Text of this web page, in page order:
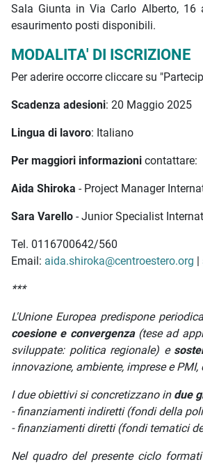
Sala Giunta in Via Carlo Alberto, 16
esaurimento posti disponibili.
MODALITA' DI ISCRIZIONE
Per aderire occorre cliccare su
Scadenza adesioni: 20 Maggio 2025
Lingua di lavoro: Italiano
Per maggiori informazioni contattare:
Aida Shiroka - Project Manager
Sara Varello - Junior Specialist
Tel. 0116700642/560
Email: aida.shiroka@centroestero.org |
***
L'Unione Europea predispone
coesione e convergenza(tese ad
sviluppate: politica regionale) e
innovazione, ambiente, imprese e
I due obiettivi si concretizzano in due
- finanziamenti indiretti (fondi della
- finanziamenti diretti (fondi tematici
Nel quadro del presente ciclo